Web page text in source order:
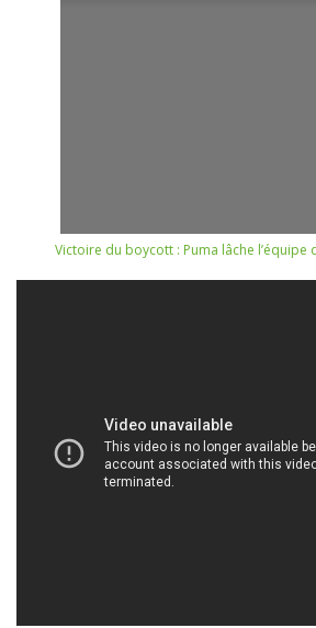
Victoire du boycott : Puma lâche l’équipe